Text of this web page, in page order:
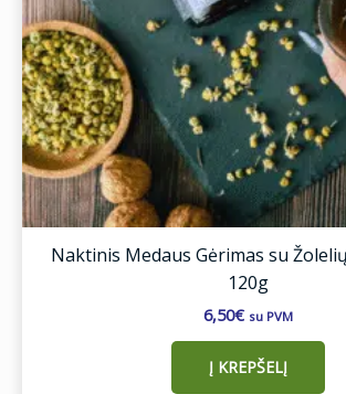
Naktinis Medaus Gėrimas su
120g
6,50€ su PVM
Į KREPŠELĮ